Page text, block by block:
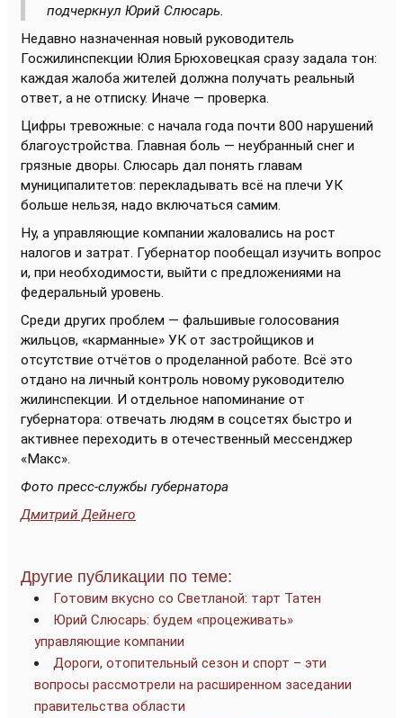
подчеркнул Юрий Слюсарь.
Недавно назначенная новый руководитель
Госжилинспекции Юлия Брюховецкая сразу задала тон:
каждая жалоба жителей должна получать реальный
ответ, а не отписку. Иначе — проверка.
Цифры тревожные: с начала года почти 800 нарушений
благоустройства. Главная боль — неубранный снег и
грязные дворы. Слюсарь дал понять главам
муниципалитетов: перекладывать всё на плечи УК
больше нельзя, надо включаться самим.
Ну, а управляющие компании жаловались на рост
налогов и затрат. Губернатор пообещал изучить вопрос
и, при необходимости, выйти с предложениями на
федеральный уровень.
Среди других проблем — фальшивые голосования
жильцов, «карманные» УК от застройщиков и
отсутствие отчётов о проделанной работе. Всё это
отдано на личный контроль новому руководителю
жилинспекции. И отдельное напоминание от
губернатора: отвечать людям в соцсетях быстро и
активнее переходить в отечественный мессенджер
«Макс».
Фото пресс-службы губернатора
Дмитрий Дейнего
Другие публикации по теме:
Готовим вкусно со Светланой: тарт Татен
Юрий Слюсарь: будем «процеживать»
управляющие компании
Дороги, отопительный сезон и спорт – эти
вопросы рассмотрели на расширенном заседании
правительства области